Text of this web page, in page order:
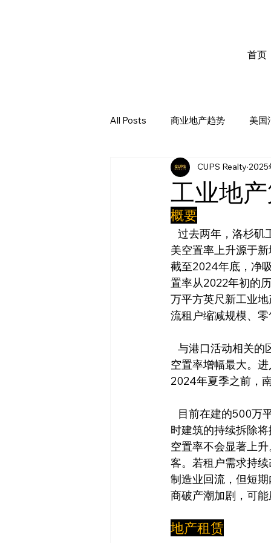
首页
All Posts 商业地产趋势 美国
工业地
CUPS Realty 2025
概要
美空置率上升源于
截至2024年底，净
置率从2022年初的
万平方英尺新工业
流租户缩减规模、
空置率增幅最大。
2024年夏季之前，
时建筑的持续拆除
空置率不会显著上
客。若租户需求持
制造业回流，但短
商破产潮加剧，可
地产租赁